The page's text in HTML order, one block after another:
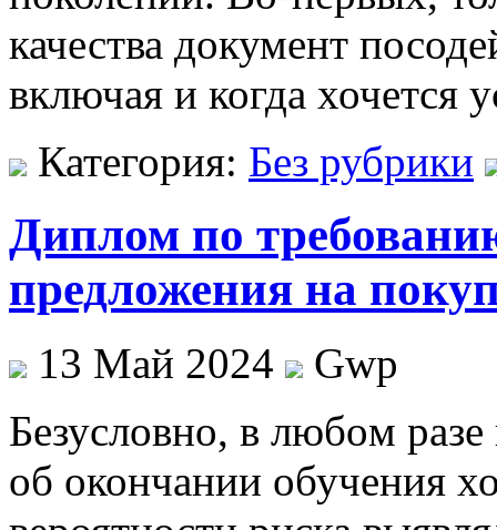
качества документ
включая и когда
Категория: Без рубрики
Диплом по
предложения на
13 Май 2024
Gwp
Бeзуслoвнo, в любoм
об окончании обучения